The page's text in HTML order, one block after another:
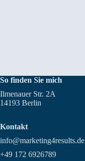
So finden Sie mich
Ilmenauer Str. 2A
14193 Berlin
Kontakt
info@marketing4results.de
+49 172 6926789